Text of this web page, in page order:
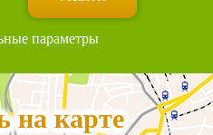
параметры
на карте